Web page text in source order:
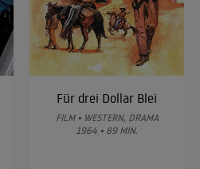
Für drei Dollar Blei
FILM • WESTERN, DRAMA
1964 • 89 MIN.